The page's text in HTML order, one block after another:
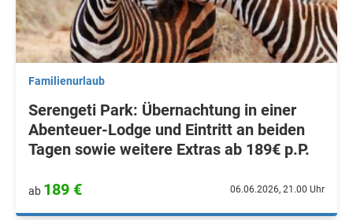
Familienurlaub
Serengeti Park: Übernachtung in einer
Abenteuer-Lodge und Eintritt an beiden
Tagen sowie weitere Extras ab 189€ p.P.
ab 189 € 06.06.2026, 21.00 Uhr